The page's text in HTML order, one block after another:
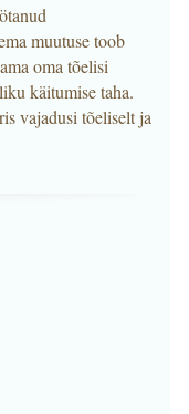
muutuse toob
oma tõelisi
käitumise taha.
vajadusi tõeliselt ja